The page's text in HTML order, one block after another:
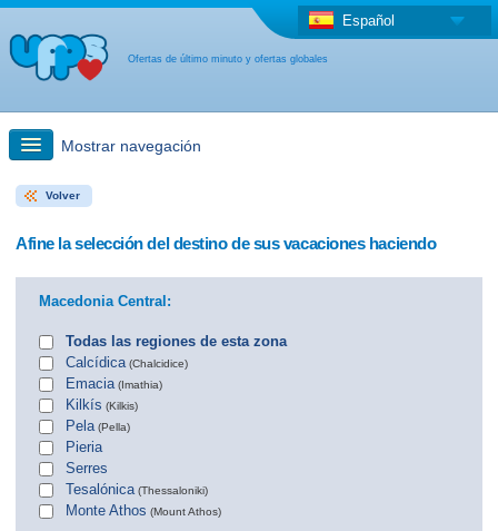
Ofertas de último minuto y ofertas globales
Español
Mostrar navegación
búsqueda rápida
otro país
Volver
Afine la selección del destino de sus vacaciones haciendo
Macedonia Central:
Todas las regiones de esta zona
Calcídica (Chalcidice)
Emacia (Imathia)
Kilkís (Kilkis)
Pela (Pella)
Pieria
Serres
Tesalónica (Thessaloniki)
Monte Athos (Mount Athos)